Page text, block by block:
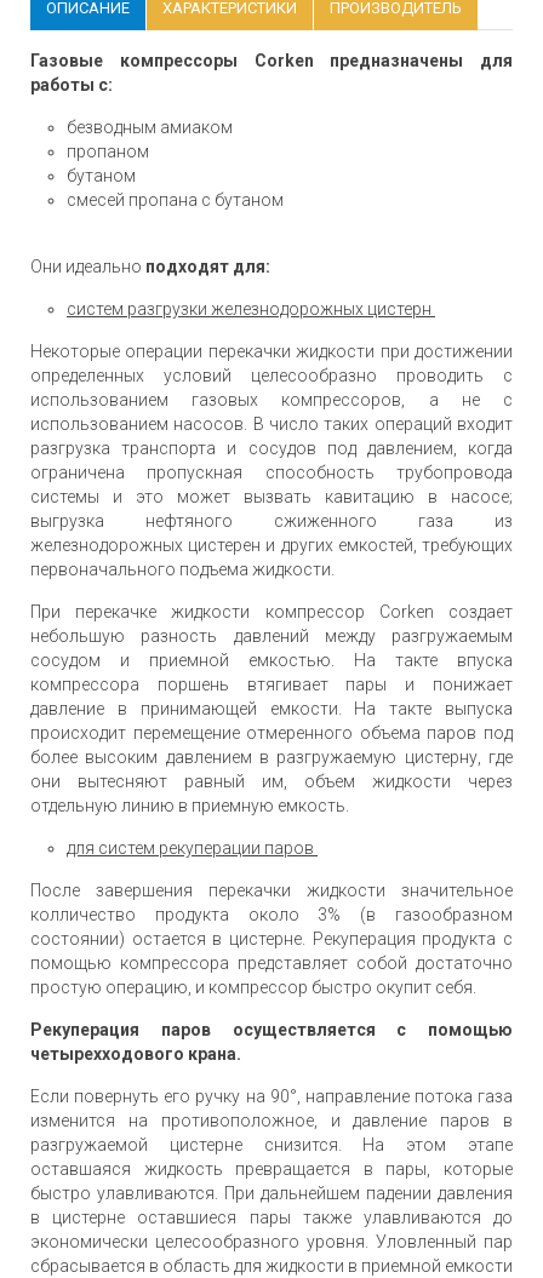
ОПИСАНИЕ ХАРАКТЕРИСТИКИ ПРОИЗВОДИТЕЛЬ
Газовые компрессоры Corken предназначены для
работы с:
безводным амиаком
пропаном
бутаном
смесей пропана с бутаном
Они идеально подходят для:
систем разгрузки железнодорожных цистерн
Некоторые операции перекачки жидкости при достижении
определенных условий целесообразно проводить с
использованием газовых компрессоров, а не с
использованием насосов. В число таких операций входит
разгрузка транспорта и сосудов под давлением, когда
ограничена пропускная способность трубопровода
системы и это может вызвать кавитацию в насосе;
выгрузка нефтяного сжиженного газа из
железнодорожных цистерен и других емкостей, требующих
первоначального подъема жидкости.
При перекачке жидкости компрессор Corken создает
небольшую разность давлений между разгружаемым
сосудом и приемной емкостью. На такте впуска
компрессора поршень втягивает пары и понижает
давление в принимающей емкости. На такте выпуска
происходит перемещение отмеренного объема паров под
более высоким давлением в разгружаемую цистерну, где
они вытесняют равный им, объем жидкости через
отдельную линию в приемную емкость.
для систем рекуперации паров
После завершения перекачки жидкости значительное
колличество продукта около 3% (в газообразном
состоянии) остается в цистерне. Рекуперация продукта с
помощью компрессора представляет собой достаточно
простую операцию, и компрессор быстро окупит себя.
Рекуперация паров осуществляется с помощью
четырехходового крана.
Если повернуть его ручку на 90°, направление потока газа
изменится на противоположное, и давление паров в
разгружаемой цистерне снизится. На этом этапе
оставшаяся жидкость превращается в пары, которые
быстро улавливаются. При дальнейшем падении давления
в цистерне оставшиеся пары также улавливаются до
экономически целесообразного уровня. Уловленный пар
сбрасывается в область для жидкости в приемной емкости